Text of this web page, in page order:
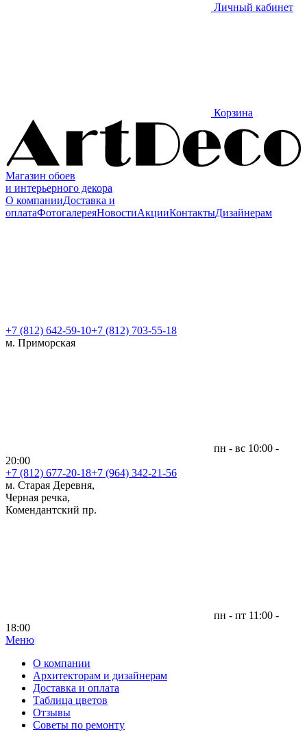
Личный кабинет
Корзина
Магазин обоев
и интерьерного декора
О компанииДоставка и
оплатаФотогалереяНовостиАкцииКонтактыДизайнерам
+7 (812) 642-59-10+7 (812) 703-55-18
м. Приморская
пн - вс 10:00 -
20:00
+7 (812) 677-20-18+7 (964) 342-21-56
м. Старая Деревня,
Черная речка,
Комендантский пр.
пн - пт 11:00 -
18:00
Меню|
О компании
Архитекторам и дизайнерам
Доставка и оплата
Таблица цветов
Отзывы
Советы по ремонту